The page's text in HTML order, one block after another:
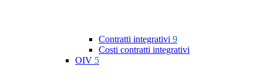
Contratti integrativi 9
Costi contratti integrativi
OIV 5